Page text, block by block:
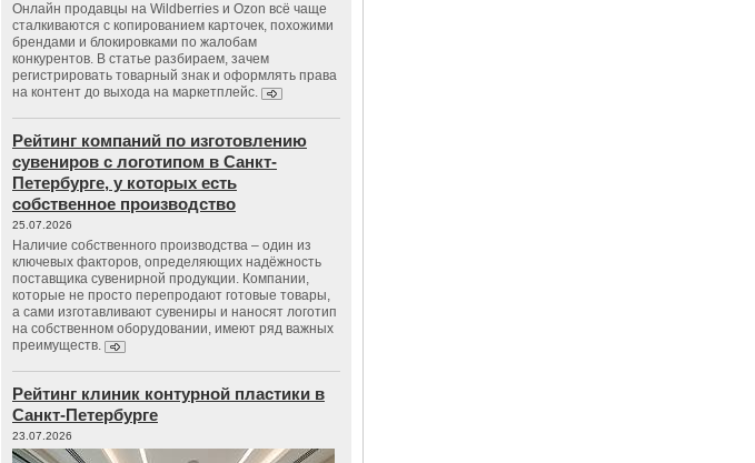
Онлайн продавцы на Wildberries и Ozon всё чаще
сталкиваются с копированием карточек, похожими
брендами и блокировками по жалобам
конкурентов. В статье разбираем, зачем
регистрировать товарный знак и оформлять права
на контент до выхода на маркетплейс.
Рейтинг компаний по изготовлению
сувениров с логотипом в Санкт-
Петербурге, у которых есть
собственное производство
25.07.2026
Наличие собственного производства – один из
ключевых факторов, определяющих надёжность
поставщика сувенирной продукции. Компании,
которые не просто перепродают готовые товары,
а сами изготавливают сувениры и наносят логотип
на собственном оборудовании, имеют ряд важных
преимуществ.
Рейтинг клиник контурной пластики в
Санкт-Петербурге
23.07.2026